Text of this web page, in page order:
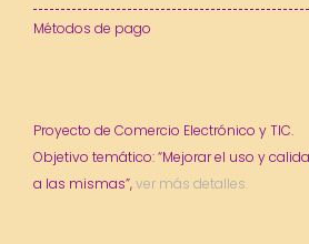
Métodos de pago
Proyecto de Comercio Electrónico y TIC.
Objetivo temático: “Mejorar el uso y
a las mismas”,ver más detalles.